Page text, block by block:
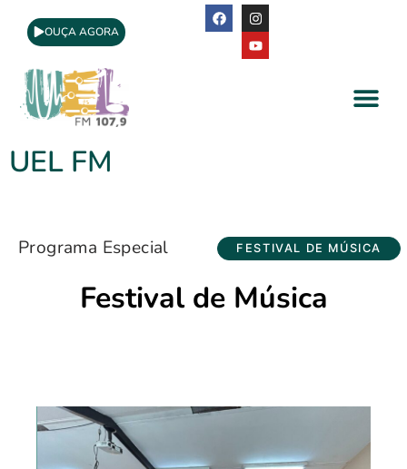
OUÇA AGORA
UEL FM
Programa Especial FESTIVAL DE MÚSICA
Festival de Música